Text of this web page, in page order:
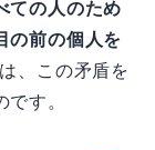
ての人のため
の前の個人を
、この矛盾を
す。